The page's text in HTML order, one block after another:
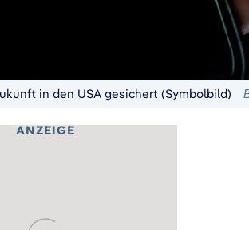
in den USA gesichert (Symbolbild)
ANZEIGE